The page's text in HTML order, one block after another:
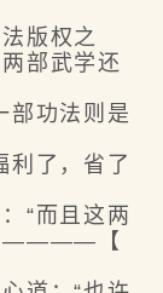
版权之
部武学还
功法则是
了，省了
“而且这两
图————【